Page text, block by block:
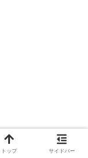
トップ サイドバー